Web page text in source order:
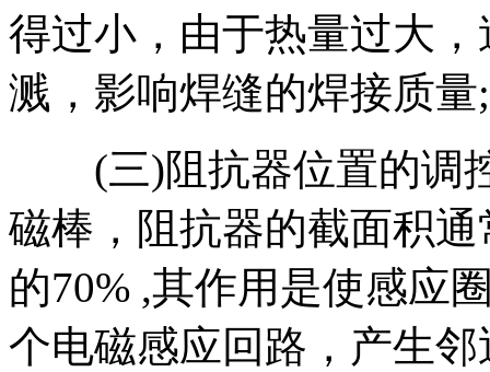
得过小，由于热量过大
溅，影响焊缝的焊接质量;
(三)阻抗器位置的调
磁棒，阻抗器的截面积
的70% ,其作用是使感应
个电磁感应回路，产生